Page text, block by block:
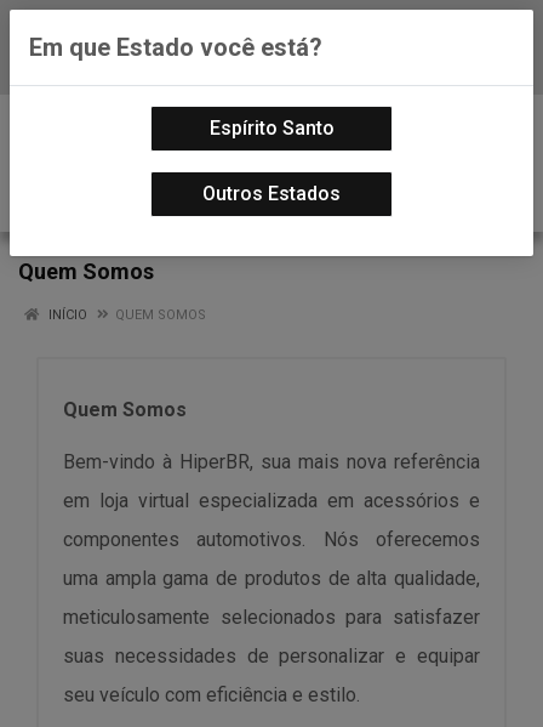
Quem Somos
INÍCIO QUEM SOMOS
Quem Somos
Bem-vindo à HiperBR, sua mais nova referência
em loja virtual especializada em acessórios e
componentes automotivos. Nós oferecemos
uma ampla gama de produtos de alta qualidade,
meticulosamente selecionados para satisfazer
suas necessidades de personalizar e equipar
seu veículo com eficiência e estilo.
Em que Estado você está?
Espírito Santo
Outros Estados